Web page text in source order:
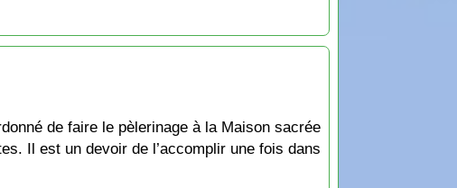
Il est un devoir de l’accomplir une fois dans